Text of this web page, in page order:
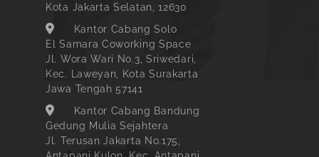
Kota Jakarta Selatan, 12630
Kantor Cabang Solo
El Samara Coworking Space
Jl. Wora Wari No.3, Sriwedari,
Kec. Laweyan, Kota Surakarta
Jawa Tengah 57141
Kantor Cabang Bandung
Gedung Mulia Sejahtera
Jl. Terusan Jakarta No.175,